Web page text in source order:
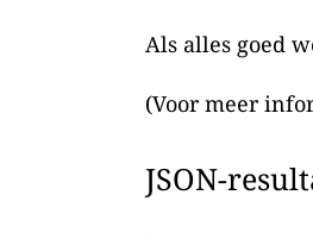
Als alles goed
(Voor meer
JSON-